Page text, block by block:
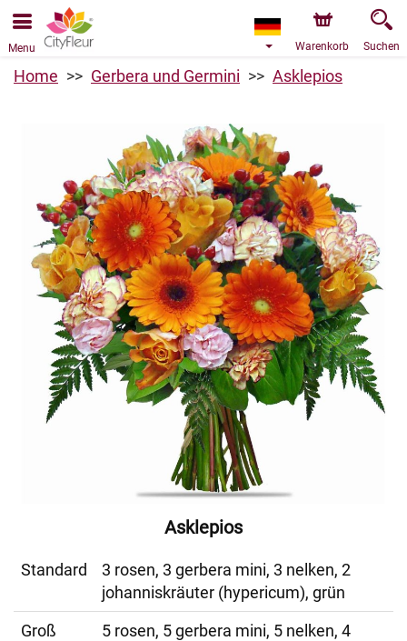
Menu Warenkorb Suchen
Home Gerbera und Germini Asklepios
Asklepios
Standard
3 rosen, 3 gerbera mini, 3 nelken, 2
johanniskräuter (hypericum), grün
Groß
5 rosen, 5 gerbera mini, 5 nelken, 4